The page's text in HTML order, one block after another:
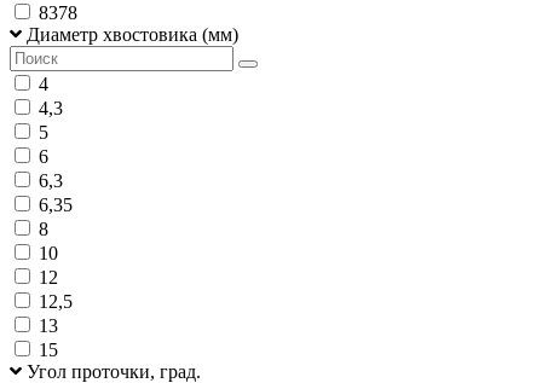
8378
Диаметр хвостовика (мм)
4
4,3
5
6
6,3
6,35
8
10
12
12,5
13
15
Угол проточки, град.